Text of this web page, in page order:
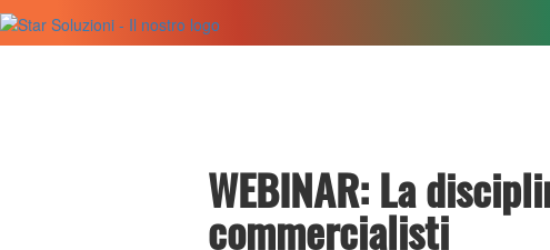
WEBINAR:La
commercialisti